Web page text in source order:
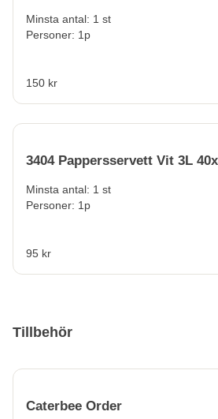
Minsta antal: 1 st
Personer: 1p
150 kr
3404 Pappersservett Vit 3L
Minsta antal: 1 st
Personer: 1p
95 kr
Tillbehör
Caterbee Order